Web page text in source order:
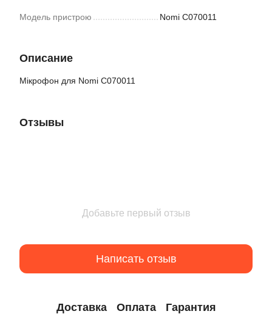
Модель пристрою Nomi C070011
Описание
Мікрофон для Nomi C070011
Отзывы
Добавьте первый отзыв
Написать отзыв
Доставка Оплата Гарантия